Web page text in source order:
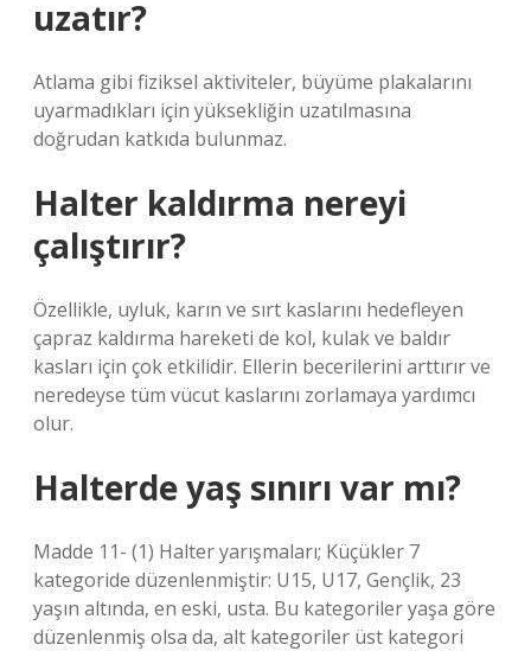
uzatır?
Atlama gibi fiziksel aktiviteler, büyüme plakalarını
uyarmadıkları için yüksekliğin uzatılmasına
doğrudan katkıda bulunmaz.
Halter kaldırma nereyi
çalıştırır?
Özellikle, uyluk, karın ve sırt kaslarını hedefleyen
çapraz kaldırma hareketi de kol, kulak ve baldır
kasları için çok etkilidir. Ellerin becerilerini arttırır ve
neredeyse tüm vücut kaslarını zorlamaya yardımcı
olur.
Halterde yaş sınırı var mı?
Madde 11- (1) Halter yarışmaları; Küçükler 7
kategoride düzenlenmiştir: U15, U17, Gençlik, 23
yaşın altında, en eski, usta. Bu kategoriler yaşa göre
düzenlenmiş olsa da, alt kategoriler üst kategori